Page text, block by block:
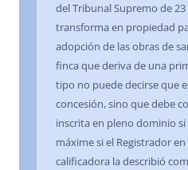
del Tribunal Supremo de
transforma en propiedad
adopción de las obras de
finca que deriva de una
tipo no puede decirse que
concesión, sino que debe
inscrita en pleno dominio
máxime si el Registrador
calificadora la describió